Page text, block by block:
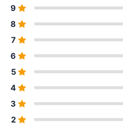
9
8
7
6
5
4
3
2